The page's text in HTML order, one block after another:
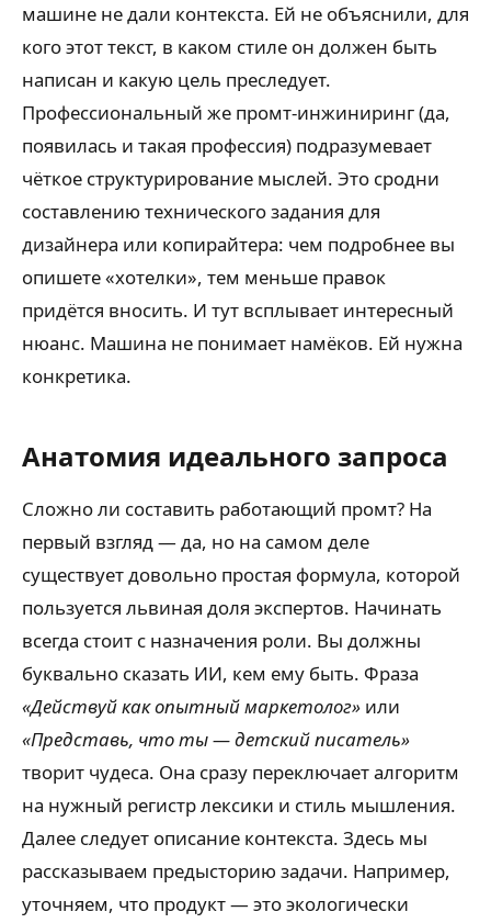
машине не дали контекста. Ей не объяснили, для
кого этот текст, в каком стиле он должен быть
написан и какую цель преследует.
Профессиональный же промт-инжиниринг (да,
появилась и такая профессия) подразумевает
чёткое структурирование мыслей. Это сродни
составлению технического задания для
дизайнера или копирайтера: чем подробнее вы
опишете «хотелки», тем меньше правок
придётся вносить. И тут всплывает интересный
нюанс. Машина не понимает намёков. Ей нужна
конкретика.
Анатомия идеального запроса
Сложно ли составить работающий промт? На
первый взгляд — да, но на самом деле
существует довольно простая формула, которой
пользуется львиная доля экспертов. Начинать
всегда стоит с назначения роли. Вы должны
буквально сказать ИИ, кем ему быть. Фраза
«Действуй как опытный маркетолог» или
«Представь, что ты — детский писатель»
творит чудеса. Она сразу переключает алгоритм
на нужный регистр лексики и стиль мышления.
Далее следует описание контекста. Здесь мы
рассказываем предысторию задачи. Например,
уточняем, что продукт — это экологически